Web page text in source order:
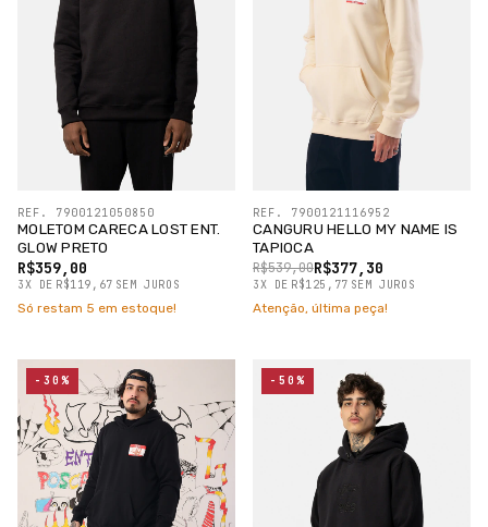
MOLETOM CARECA LOST ENT.
GLOW PRETO
R$359,00
3X DE R$119,67 SEM JUROS
REF. 7900121050850
Só restam 5 em estoque!
CANGURU HELLO MY NAME IS
TAPIOCA
R$377,30
R$539,00
3X DE R$125,77 SEM JUROS
REF. 7900121116952
Atenção, última peça!
-30% -50%